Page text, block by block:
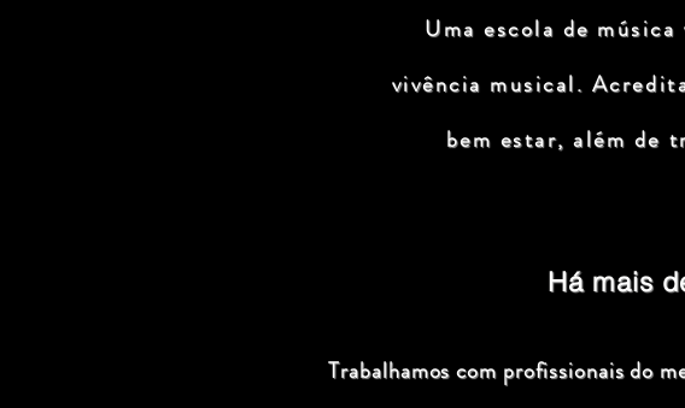
Uma escola de
vivência musical.
bem estar, além de
Há mais
Trabalhamos com profissionais do